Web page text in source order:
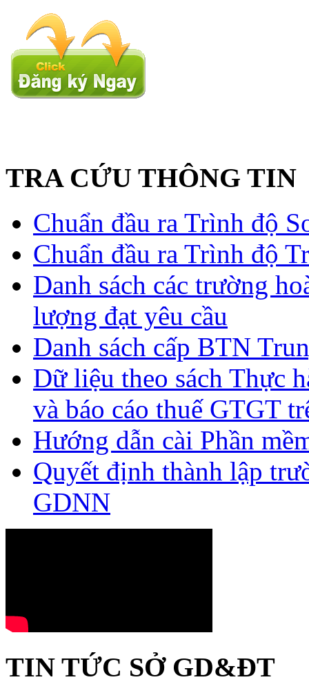
TRA CỨU THÔNG TIN
Chuẩn đầu ra Trình độ
Chuẩn đầu ra Trình độ
Danh sách các trường
lượng đạt yêu cầu
Danh sách cấp BTN
Dữ liệu theo sách Thực
và báo cáo thuế GTGT
Hướng dẫn cài Phần
Quyết định thành lập
GDNN
TIN TỨC SỞ GD&ĐT